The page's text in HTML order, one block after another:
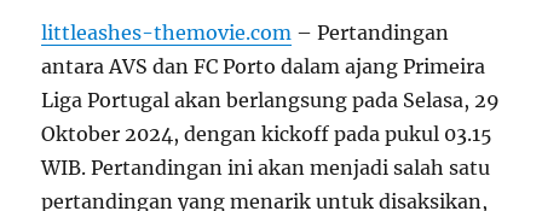
littleashes-themovie.com – Pertandingan
antara AVS dan FC Porto dalam ajang Primeira
Liga Portugal akan berlangsung pada Selasa, 29
Oktober 2024, dengan kickoff pada pukul 03.15
WIB. Pertandingan ini akan menjadi salah satu
pertandingan yang menarik untuk disaksikan,